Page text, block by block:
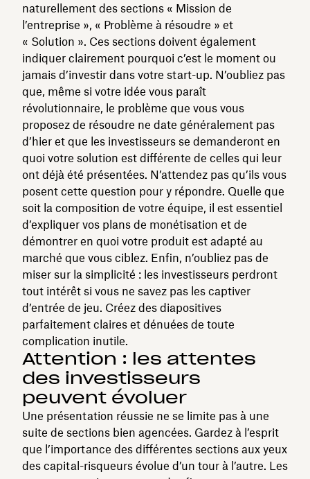
naturellement des sections « Mission de
l’entreprise », « Problème à résoudre » et
« Solution ». Ces sections doivent également
indiquer clairement pourquoi c’est le moment ou
jamais d’investir dans votre start-up. N’oubliez pas
que, même si votre idée vous paraît
révolutionnaire, le problème que vous vous
proposez de résoudre ne date généralement pas
d’hier et que les investisseurs se demanderont en
quoi votre solution est différente de celles qui leur
ont déjà été présentées. N’attendez pas qu’ils vous
posent cette question pour y répondre. Quelle que
soit la composition de votre équipe, il est essentiel
d’expliquer vos plans de monétisation et de
démontrer en quoi votre produit est adapté au
marché que vous ciblez. Enfin, n’oubliez pas de
miser sur la simplicité : les investisseurs perdront
tout intérêt si vous ne savez pas les captiver
d’entrée de jeu. Créez des diapositives
parfaitement claires et dénuées de toute
complication inutile.
Attention : les attentes
des investisseurs
peuvent évoluer
Une présentation réussie ne se limite pas à une
suite de sections bien agencées. Gardez à l’esprit
que l’importance des différentes sections aux yeux
des capital-risqueurs évolue d’un tour à l’autre. Les